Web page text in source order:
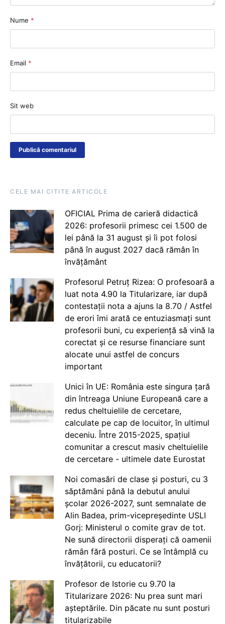
Nume *
Email *
Sit web
CELE MAI CITITE ARTICOLE
OFICIAL Prima de carieră didactică
2026: profesorii primesc cei 1.500 de
lei până la 31 august și îi pot folosi
până în august 2027 dacă rămân în
învățământ
Profesorul Petruț Rizea: O profesoară a
luat nota 4.90 la Titularizare, iar după
contestații nota a ajuns la 8.70 / Astfel
de erori îmi arată ce entuziasmați sunt
profesorii buni, cu experiență să vină la
corectat și ce resurse financiare sunt
alocate unui astfel de concurs
important
Unici în UE: România este singura țară
din întreaga Uniune Europeană care a
redus cheltuielile de cercetare,
calculate pe cap de locuitor, în ultimul
deceniu. Între 2015-2025, spațiul
comunitar a crescut masiv cheltuielile
de cercetare - ultimele date Eurostat
Noi comasări de clase și posturi, cu 3
săptămâni până la debutul anului
școlar 2026-2027, sunt semnalate de
Alin Badea, prim-vicepreședinte USLI
Gorj: Ministerul o comite grav de tot.
Ne sună directorii disperați că oamenii
rămân fără posturi. Ce se întâmplă cu
învățătorii, cu educatorii?
Profesor de Istorie cu 9.70 la
Titularizare 2026: Nu prea sunt mari
așteptările. Din păcate nu sunt posturi
titularizabile